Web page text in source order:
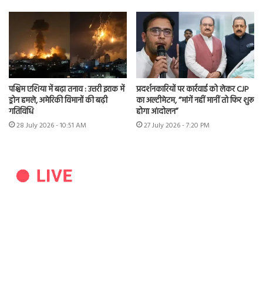
पश्चिम एशिया में बढ़ा तनाव : उत्तरी इराक में
ड्रोन हमले, अमेरिकी विमानों की बढ़ी
गतिविधि
28 July 2026 - 10:51 AM
प्रदर्शनकारियों पर कार्रवाई को लेकर CJP
का अल्टीमेटम, “मांगें नहीं मानीं तो फिर शुरू
होगा आंदोलन”
27 July 2026 - 7:20 PM